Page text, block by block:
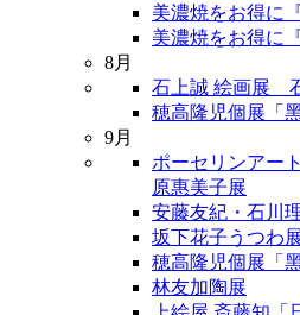
美濃焼をお得に
美濃焼をお得に
8月
石上誠 絵画展
穂高隆児個展「
9月
ポーセリンア
原惠美子展
安藤友紀・石川
坂下花子うつわ
穂高隆児個展「
林友加陶展